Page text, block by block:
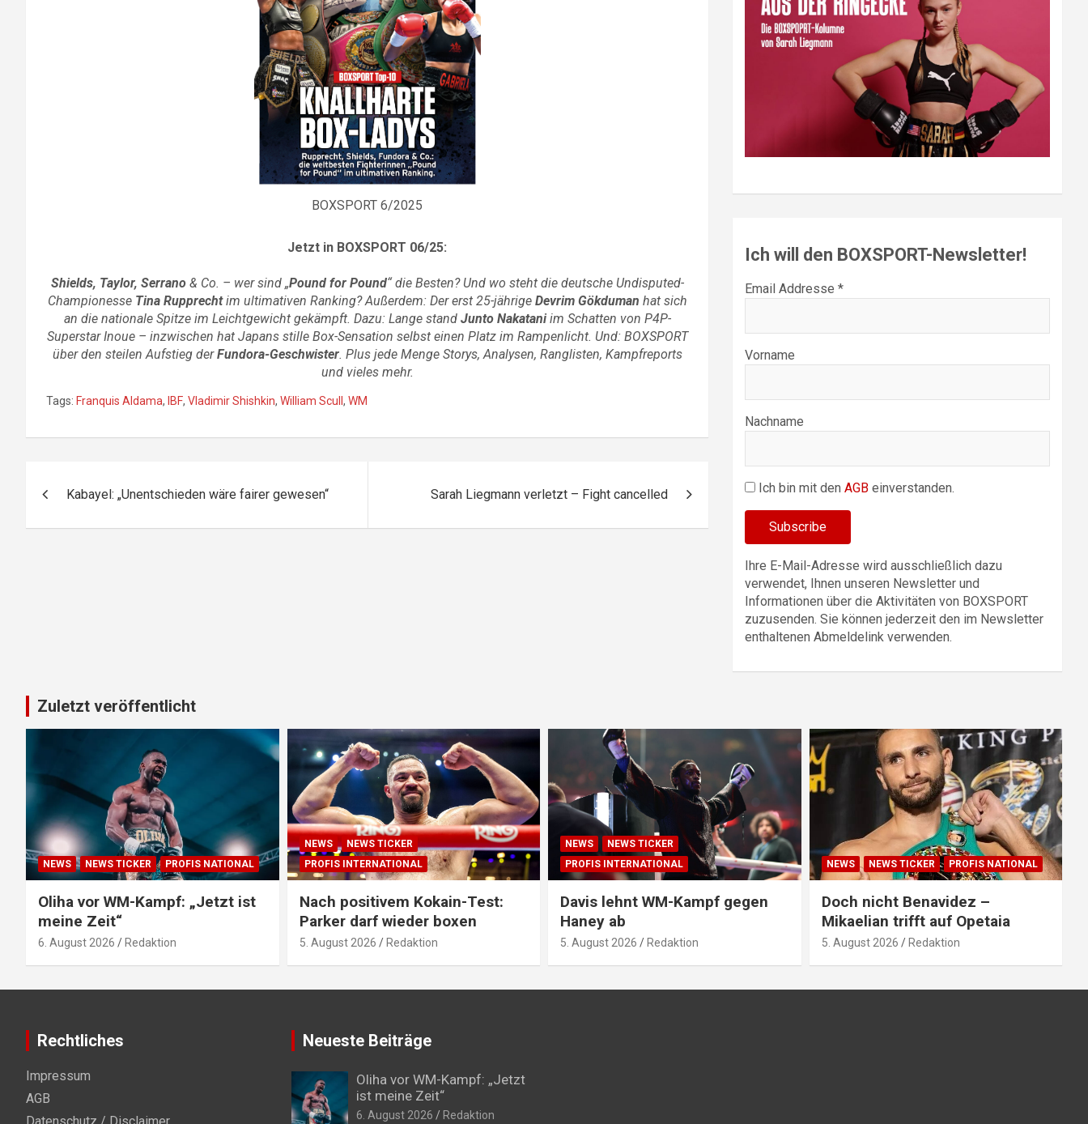
BOXSPORT 6/2025
Jetzt in BOXSPORT 06/25:
Shields, Taylor, Serrano& Co. – wer sind „Pound for Pound“ die Besten? Und wo steht die deutsche Undisputed-
Championesse Tina Rupprechtim ultimativen Ranking? Außerdem: Der erst 25-jährige Devrim Gökduman hat sich
an die nationale Spitze im Leichtgewicht gekämpft. Dazu: Lange stand Junto Nakataniim Schatten von P4P-
Superstar Inoue – inzwischen hat Japans stille Box-Sensation selbst einen Platz im Rampenlicht. Und: BOXSPORT
über den steilen Aufstieg derFundora-Geschwister. Plus jede Menge Storys, Analysen, Ranglisten, Kampfreports
und vieles mehr.
Tags: Franquis Aldama, IBF, Vladimir Shishkin, William Scull , WM
Kabayel: „Unentschieden wäre fairer gewesen“ Sarah Liegmann verletzt – Fight cancelled
Ich will den BOXSPORT-Newsletter!
Email Addresse *
Vorname
Nachname
Ich bin mit denAGB einverstanden.
Ihre E-Mail-Adresse wird ausschließlich dazu
verwendet, Ihnen unseren Newsletter und
Informationen über die Aktivitäten von BOXSPORT
zuzusenden. Sie können jederzeit den im Newsletter
enthaltenen Abmeldelink verwenden.
Zuletzt veröffentlicht
NEWS NEWS TICKER PROFIS NATIONAL
Oliha vor WM-Kampf: „Jetzt ist
meine Zeit“
6. August 2026 Redaktion
NEWS
NEWS TICKER
PROFIS INTERNATIONAL
Nach positivem Kokain-Test:
Parker darf wieder boxen
5. August 2026 Redaktion
NEWS
NEWS TICKER
PROFIS INTERNATIONAL
Davis lehnt WM-Kampf gegen
Haney ab
5. August 2026 Redaktion
NEWS NEWS TICKER PROFIS NATIONAL
Doch nicht Benavidez –
Mikaelian trifft auf Opetaia
5. August 2026 Redaktion
Rechtliches
Impressum
AGB
Neueste Beiträge
Oliha vor WM-Kampf: „Jetzt
ist meine Zeit“
6. August 2026 Redaktion